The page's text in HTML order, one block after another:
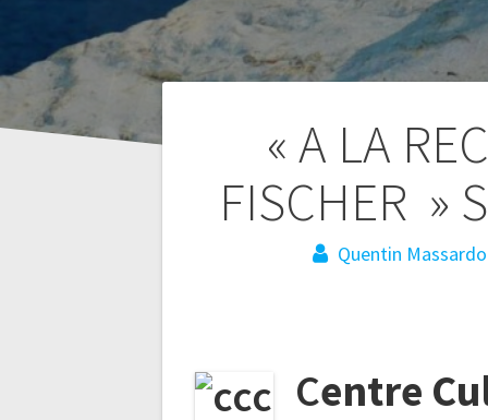
« A LA
FISCHER »
Quentin Massardo
Centre
Navigation
l’article